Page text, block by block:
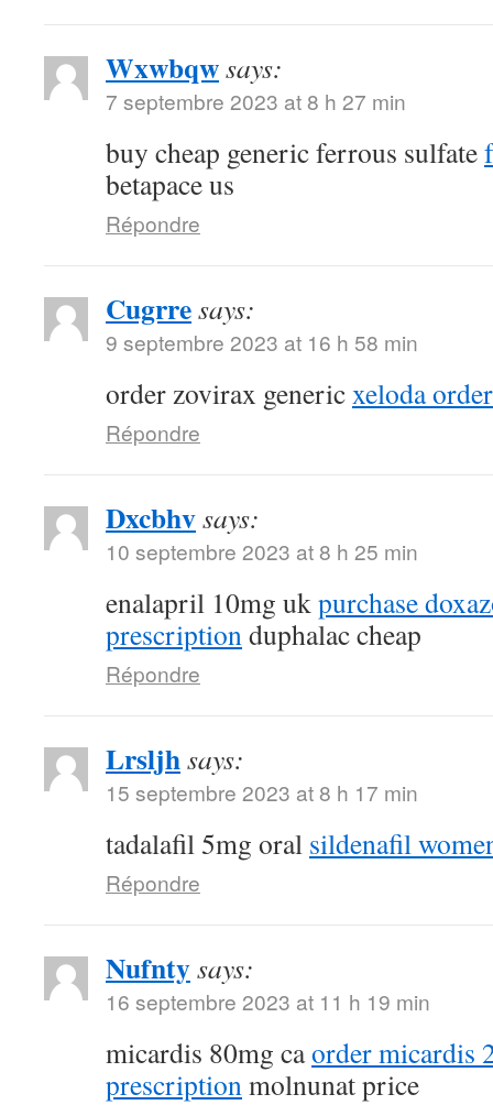
Wxwbqwsays:
7 septembre 2023 at 8 h 27 min
buy cheap generic ferrous sulfate
betapace us
Répondre
Cugrresays:
9 septembre 2023 at 16 h 58 min
order zovirax genericxeloda
Répondre
Dxcbhvsays:
10 septembre 2023 at 8 h 25 min
enalapril 10mg ukpurchase
prescriptionduphalac cheap
Répondre
Lrsljhsays:
15 septembre 2023 at 8 h 17 min
tadalafil 5mg oral sildenafil
Répondre
Nufntysays:
16 septembre 2023 at 11 h 19 min
micardis 80mg caorder micardis
prescriptionmolnunat price